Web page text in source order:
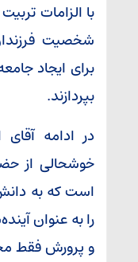
با الزامات
شخصیت
برای ایجاد
بپردازند.
در ادامه آقای
خوشحالی از
است که به
را به عنوان
و پرورش فقط